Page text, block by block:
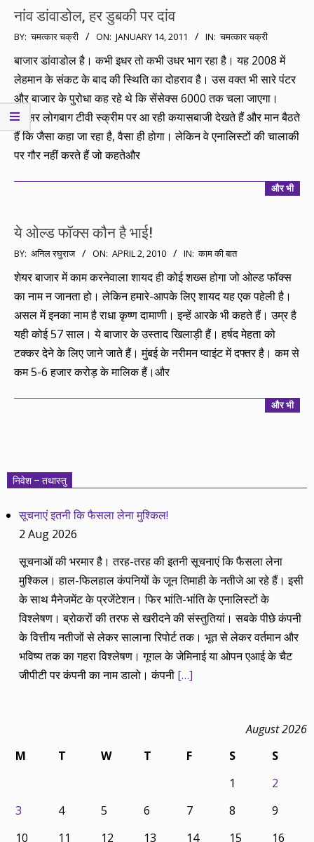
नांव डांवाडोल, हर डुबकी पर दांव
2011-
14
BY: चमत्कार चक्री ON: JANUARY 14, 2011 IN: चमत्कार चक्री
बाजार डांवाडोल है। कभी इधर तो कभी उधर भाग रहा है। यह 2008 में
लेहमान के संकट के बाद की स्थिति का दोहराव है। उस वक्त भी सारे पंटर
और बाजार के पुरोधा कह रहे थे कि सेंसेक्स 6000 तक चला जाएगा।
अक्सर लोगबाग टीवी स्क्रीम पर आ रही कयासबाजी देखते हैं और मान बैठते
हैं कि जैसा कहा जा रहा है, वैसा ही होगा। लेकिन वे एनालिस्टों की चालाकी
पर गौर नहीं करते हैं जो कहतेऔर
और भी
ये ओल्ड फॉक्स कौन है भाई!
2010-
04-
BY: अनिल रघुराज ON: APRIL 2, 2010 IN: काम की बात
शेयर बाजार में काम करनेवाला शायद ही कोई शख्स होगा जो ओल्ड फॉक्स
का नाम न जानता हो। लेकिन हमारे-आपके लिए शायद यह एक पहेली है।
असल में इनका नाम है राधा कृष्ण दामाणी। इन्हें आरके भी कहते हैं। उम्र है
यही कोई 57 साल। ये बाजार के उस्ताद खिलाड़ी हैं। हर्षद मेहता को
टक्कर देने के लिए जाने जाते हैं। मुंबई के नरीमन प्वाइंट में दफ्तर है। कम से
कम 5-6 हजार करोड़ के मालिक हैं।और
और भी
निवेश – तथास्तु
सूचनाएं इतनी कि फैसला लेना मुश्किल!
2 Aug 2026
सूचनाओं की भरमार है। तरह-तरह की इतनी सूचनाएं कि फैसला लेना
मुश्किल। हाल-फिलहाल कंपनियों के जून तिमाही के नतीजे आ रहे हैं। इसी
के साथ मैनेजमेंट के प्रजेंटेशन। फिर भांति-भांति के एनालिस्टों के
विश्लेषण। ब्रोकरों की तरफ से खरीदने की संस्तुतियां। सबके पीछे कंपनी
के वित्तीय नतीजों से लेकर सालाना रिपोर्ट तक। भूत से लेकर वर्तमान और
भविष्य तक का गहरा विश्लेषण। गूगल के जेमिनाई या ओपन एआई के चैट
जीपीटी पर कंपनी का नाम डालो। कंपनी […]
August 2026
M
T W T F S
S
1
2
3
4 5 6 7 8
9
10
11 12 13 14 15 16